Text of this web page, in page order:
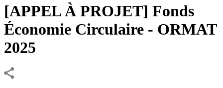
[APPEL À PROJET] Fonds
Économie Circulaire - ORMAT
2025